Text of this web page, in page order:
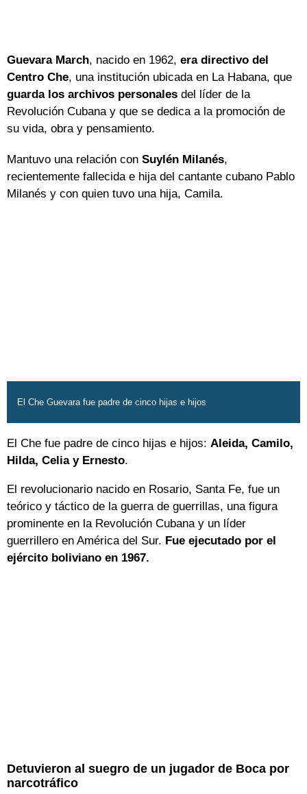
Guevara March, nacido en 1962, era directivo del
Centro Che, una institución ubicada en La Habana, que
guarda los archivos personales del líder de la
Revolución Cubana y que se dedica a la promoción de
su vida, obra y pensamiento.
Mantuvo una relación con Suylén Milanés,
recientemente fallecida e hija del cantante cubano Pablo
Milanés y con quien tuvo una hija, Camila.
El Che Guevara fue padre de cinco hijas e hijos
El Che fue padre de cinco hijas e hijos: Aleida, Camilo,
Hilda, Celia y Ernesto.
El revolucionario nacido en Rosario, Santa Fe, fue un
teórico y táctico de la guerra de guerrillas, una figura
prominente en la Revolución Cubana y un líder
guerrillero en América del Sur. Fue ejecutado por el
ejército boliviano en 1967.
Detuvieron al suegro de un jugador de Boca por
narcotráfico